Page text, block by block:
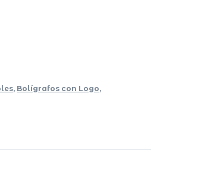
, Bolígrafos con Logo,